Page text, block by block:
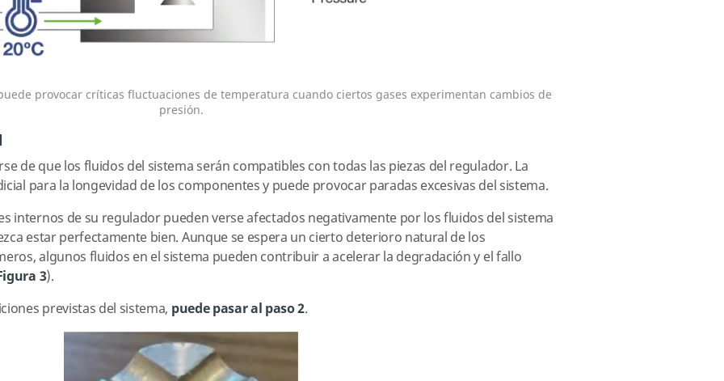
provocar críticas fluctuaciones de temperatura cuando ciertos gases experimentan cambios de
presión.
de que los fluidos del sistema serán compatibles con todas las piezas del regulador. La
para la longevidad de los componentes y puede provocar paradas excesivas del sistema.
internos de su regulador pueden verse afectados negativamente por los fluidos del sistema
estar perfectamente bien. Aunque se espera un cierto deterioro natural de los
algunos fluidos en el sistema pueden contribuir a acelerar la degradación y el fallo
3).
previstas del sistema, puede pasar al paso 2.